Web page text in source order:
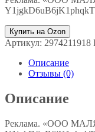
Купить на Ozon
Артикул: 2974211918
Описание
Отзывы (0)
Описание
Реклама. «ООО